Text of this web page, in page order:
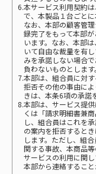
6.本サービス利用契約
で、本製品１台ごと
なお、本部の顧客管
録完了をもって本部
います。なお、本部
いて自由な裁量を有
みを承諾しない場合
負わないものとします。
7.本部は、組合員に対
拒否その他の事由に
きは、本条6項の承諾
8.本部は、サービス提
くは「請求明細書兼
し、組合員はこれを
の案内を拒否すると
します。ただし、組
関する事故、本商品
サービスの利用に関
本部から連絡すること